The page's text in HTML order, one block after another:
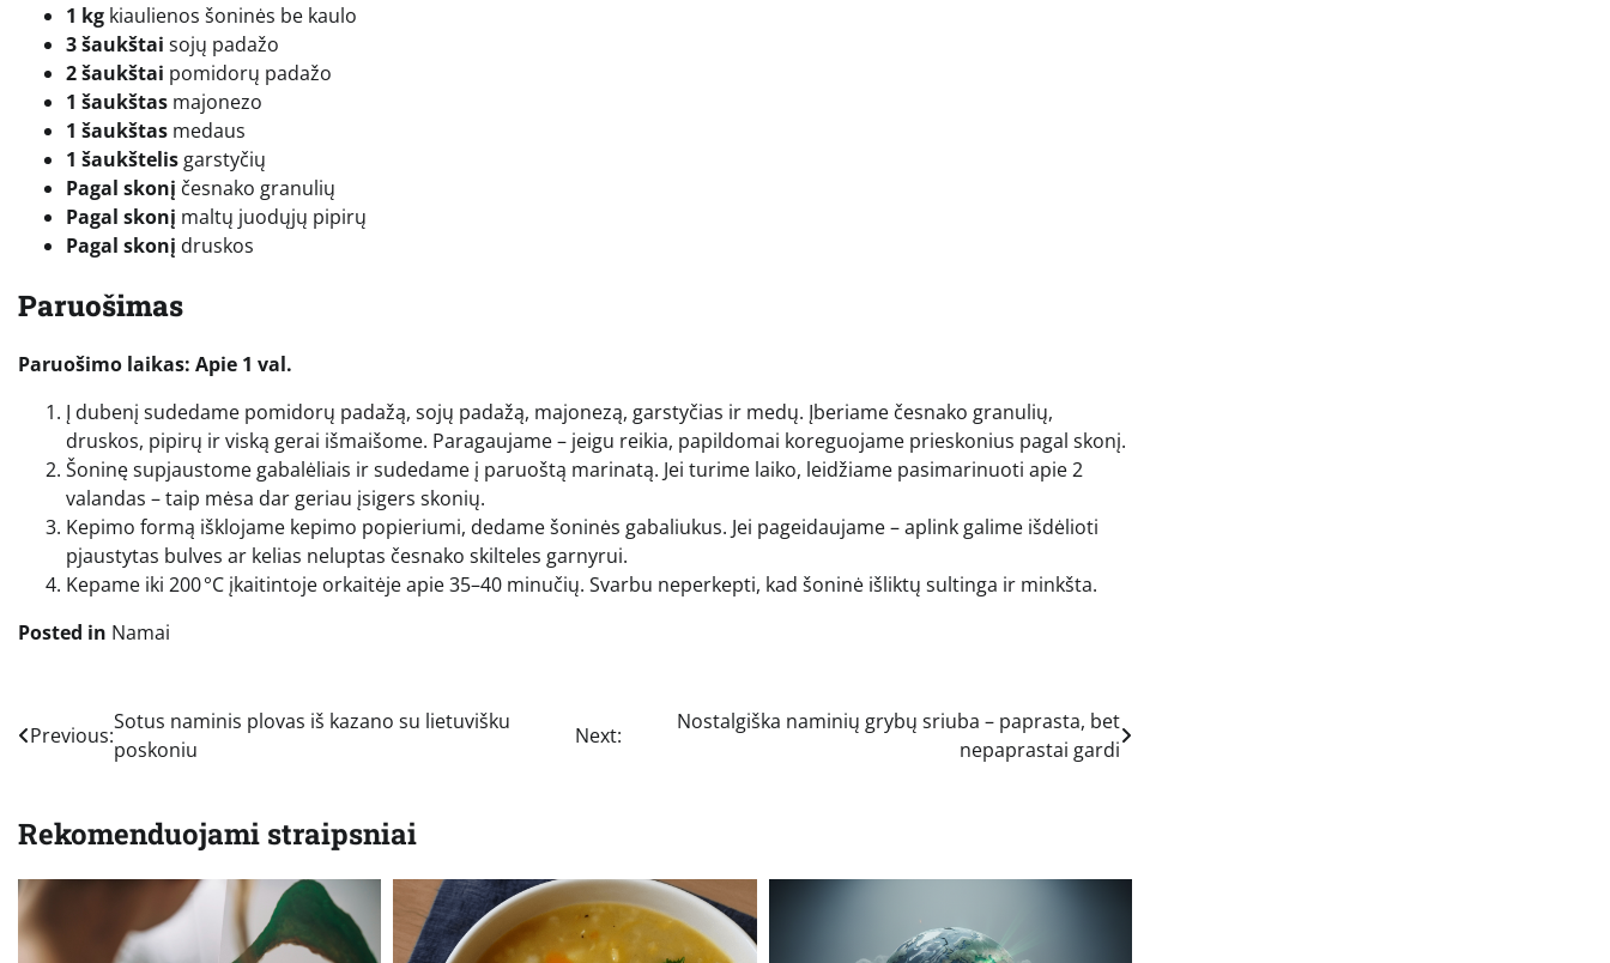
1 kg kiaulienos šoninės be kaulo
3 šaukštai sojų padažo
2 šaukštai pomidorų padažo
1 šaukštas majonezo
1 šaukštas medaus
1 šaukštelis garstyčių
Pagal skonį česnako granulių
Pagal skonį maltų juodųjų pipirų
Pagal skonį druskos
Paruošimas
Paruošimo laikas: Apie 1 val.
Į dubenį sudedame pomidorų padažą, sojų padažą, majonezą, garstyčias ir medų. Įberiame česnako granulių,
druskos, pipirų ir viską gerai išmaišome. Paragaujame – jeigu reikia, papildomai koreguojame prieskonius pagal skonį.
Šoninę supjaustome gabalėliais ir sudedame į paruoštą marinatą. Jei turime laiko, leidžiame pasimarinuoti apie 2
valandas – taip mėsa dar geriau įsigers skonių.
Kepimo formą išklojame kepimo popieriumi, dedame šoninės gabaliukus. Jei pageidaujame – aplink galime išdėlioti
pjaustytas bulves ar kelias neluptas česnako skilteles garnyrui.
Kepame iki 200 °C įkaitintoje orkaitėje apie 35–40 minučių. Svarbu neperkepti, kad šoninė išliktų sultinga ir minkšta.
Posted in Namai
Navigacija
įrašų
Previous:
Sotus naminis plovas iš kazano su lietuvišku
poskoniu
Next:
Nostalgiška naminių grybų sriuba – paprasta, bet
nepaprastai gardi
Rekomenduojami straipsniai